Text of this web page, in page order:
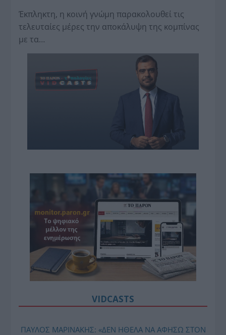
Έκπληκτη, η κοινή γνώμη παρακολουθεί τις
τελευταίες μέρες την αποκάλυψη της κο­μπίνας
με τα…
VIDCASTS
ΠΑΥΛΟΣ ΜΑΡΙΝΑΚΗΣ: «ΔΕΝ ΗΘΕΛΑ ΝΑ ΑΦΗΣΩ ΣΤΟΝ